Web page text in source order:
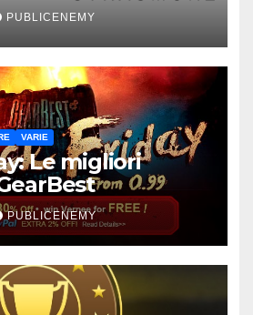
PUBLICENEMY
VARIE
Le migliori
PUBLICENEMY